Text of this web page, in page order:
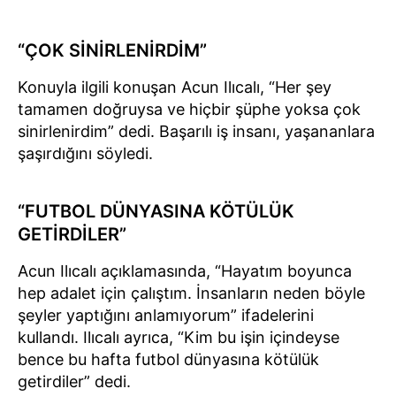
“ÇOK SİNİRLENİRDİM”
Konuyla ilgili konuşan Acun Ilıcalı, “Her şey
tamamen doğruysa ve hiçbir şüphe yoksa çok
sinirlenirdim” dedi. Başarılı iş insanı, yaşananlara
şaşırdığını söyledi.
“FUTBOL DÜNYASINA KÖTÜLÜK
GETİRDİLER”
Acun Ilıcalı açıklamasında, “Hayatım boyunca
hep adalet için çalıştım. İnsanların neden böyle
şeyler yaptığını anlamıyorum” ifadelerini
kullandı. Ilıcalı ayrıca, “Kim bu işin içindeyse
bence bu hafta futbol dünyasına kötülük
getirdiler” dedi.